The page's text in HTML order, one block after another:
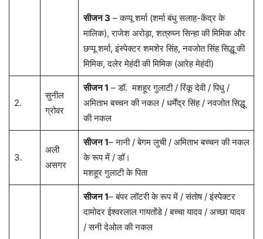
सीजन 3 – कप्पू शर्मा (शर्मा बंधु सलाह-केंद्र के
मालिक), राजेश अरोड़ा, शत्रुघ्न सिन्हा की मिमिक और
छप्पू शर्मा, इंस्पेक्टर शमशेर सिंह, नवजोत सिंह सिद्धू की
मिमिक, दलेर मेहंदी की मिमिक (आरेह मेहंदी)
2.
सुनील
ग्रोवर
सीजन 1 – डॉ. मशहूर गुलाटी / रिंकू देवी / पिधु /
अमिताभ बच्चन की नकल / धर्मेंद्र सिंह / नवजोत सिद्धू
की नकल
3.
अली
असगर
सीजन 1– नानी / बेगम लुची / अमिताभ बच्चन की नकल
के रूप में / डॉ।
मशहूर गुलाटी के पिता
सीजन 1– बंपर लॉटरी के रूप में / संतोष / इंस्पेक्टर
दामोदर ईश्वरलाल गायतोंडे / बच्चा यादव / अच्छा यादव
/ सनी देओल की नकल